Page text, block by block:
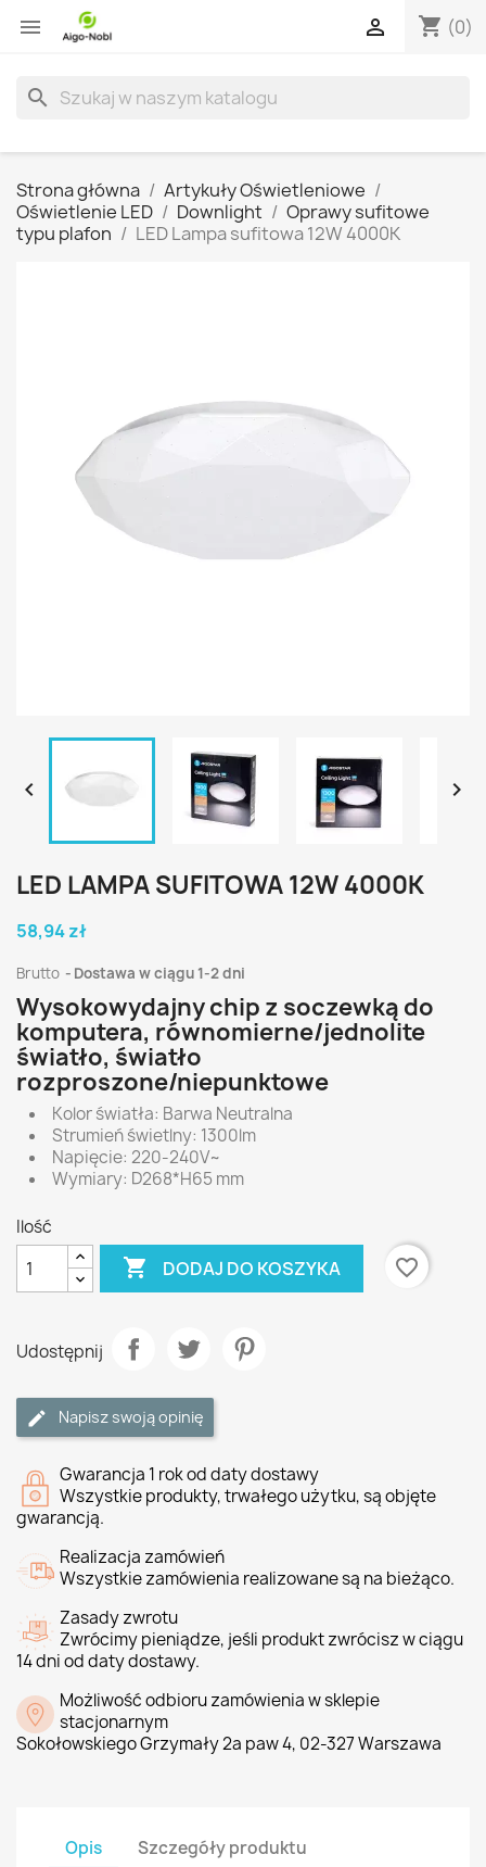
 shopping_cart (0)

search
Strona główna
Artykuły Oświetleniowe
Oświetlenie LED
Downlight
Oprawy sufitowe
typu plafon
LED Lampa sufitowa 12W 4000K
 
LED LAMPA SUFITOWA 12W 4000K
58,94 zł
Brutto Dostawa w ciągu 1-2 dni
Wysokowydajny chip z soczewką do
komputera, równomierne/jednolite
światło, światło
rozproszone/niepunktowe
Kolor światła: Barwa Neutralna
Strumień świetlny: 1300lm
Napięcie: 220-240V~
Wymiary: D268*H65 mm
Ilość
 DODAJ DO KOSZYKA favorite_border
Udostępnij
Napisz swoją opinię
Gwarancja 1 rok od daty dostawy
Wszystkie produkty, trwałego użytku, są objęte
gwarancją.
Realizacja zamówień
Wszystkie zamówienia realizowane są na bieżąco.
Zasady zwrotu
Zwrócimy pieniądze, jeśli produkt zwrócisz w ciągu
14 dni od daty dostawy.
Możliwość odbioru zamówienia w sklepie
stacjonarnym
Sokołowskiego Grzymały 2a paw 4, 02-327 Warszawa
Opis
Szczegóły produktu